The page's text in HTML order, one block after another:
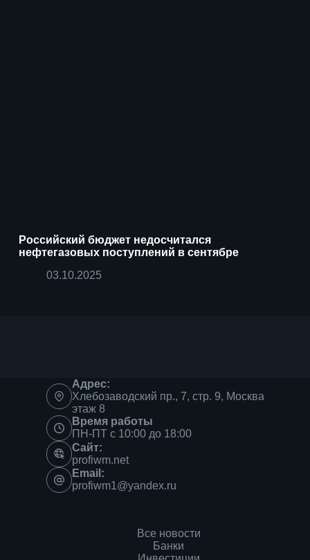
Российский бюджет недосчитался
нефтегазовых поступлений в сентябре
03.10.2025
Адрес:
Хлебозаводский пр., 7, стр. 9, Москва
этаж 8
Время работы
ПН-ПТ с 10:00 до 18:00
Сайт:
profiwm.net
Email:
profiwm1@yandex.ru
Все новости
Банки